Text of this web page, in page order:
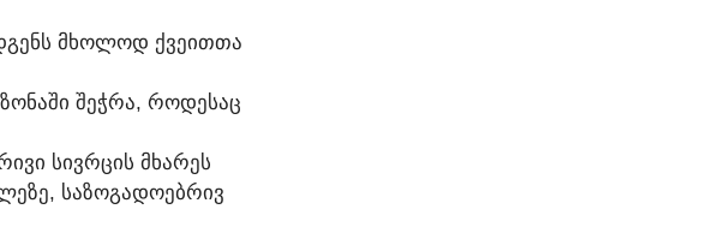
ᲛᲮᲝᲚᲝᲓ ᲥᲕᲔᲘᲗᲗᲐ
ᲨᲔᲭᲠᲐ, ᲠᲝᲓᲔᲡᲐᲪ
ᲡᲘᲕᲠᲪᲘᲡ ᲛᲮᲐᲠᲔᲡ
ᲡᲐᲖᲝᲒᲐᲓᲝᲔᲑᲠᲘᲕ